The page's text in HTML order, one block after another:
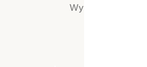
Wybierz Stellar z